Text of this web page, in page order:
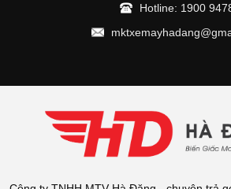
Hotline: 1900